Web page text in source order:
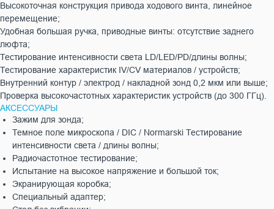
Высокоточная конструкция привода ходового винта, линейное
перемещение;
Удобная большая ручка, приводные винты: отсутствие заднего
люфта;
Тестирование интенсивности света LD/LED/PD/длины волны;
Тестирование характеристик IV/CV материалов / устройств;
Внутренний контур / электрод / накладной зонд 0,2 мкм или выше;
Проверка высокочастотных характеристик устройств (до 300 ГГц).
АКСЕССУАРЫ
Зажим для зонда;
Темное поле микроскопа / DIC / Normarski Тестирование
интенсивности света / длины волны;
Радиочастотное тестирование;
Испытание на высокое напряжение и большой ток;
Экранирующая коробка;
Специальный адаптер;